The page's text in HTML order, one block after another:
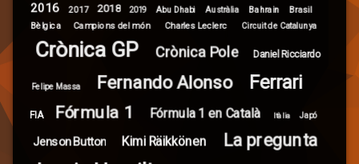
2016 2017 2018 2019 Abu Dhabi Austràlia Bahrain
Brasil
Bèlgica
Campions del món Charles Leclerc Circuit de Catalunya
Crònica GP Crònica Pole Daniel Ricciardo
Felipe Massa Fernando Alonso Ferrari
FIA Fórmula 1 Fórmula 1 en Català Itàlia Japó
Jenson Button Kimi Räikkönen La pregunta